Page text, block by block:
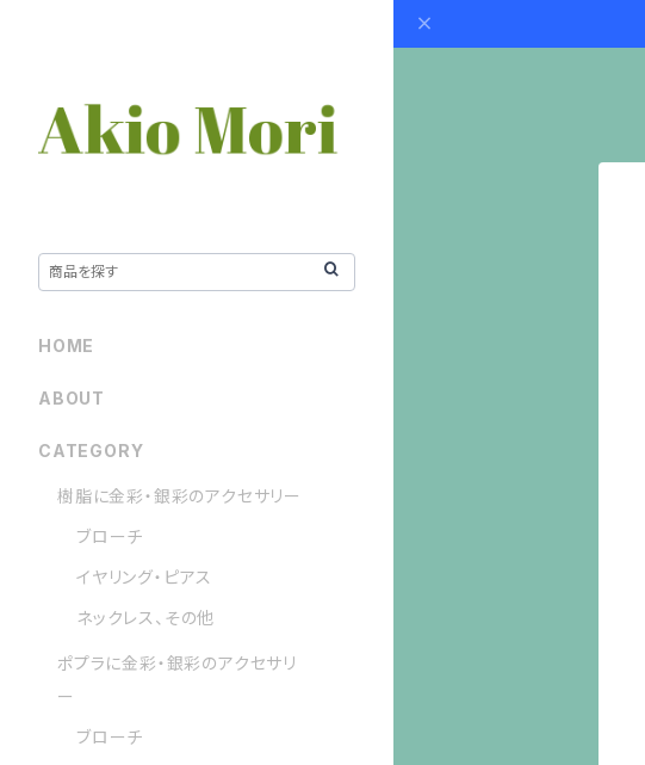
HOME
ABOUT
CATEGORY
樹脂に金彩・銀彩のアクセサリー
ブローチ
イヤリング・ピアス
ネックレス、その他
ポプラに金彩・銀彩のアクセサリ
ー
ブローチ